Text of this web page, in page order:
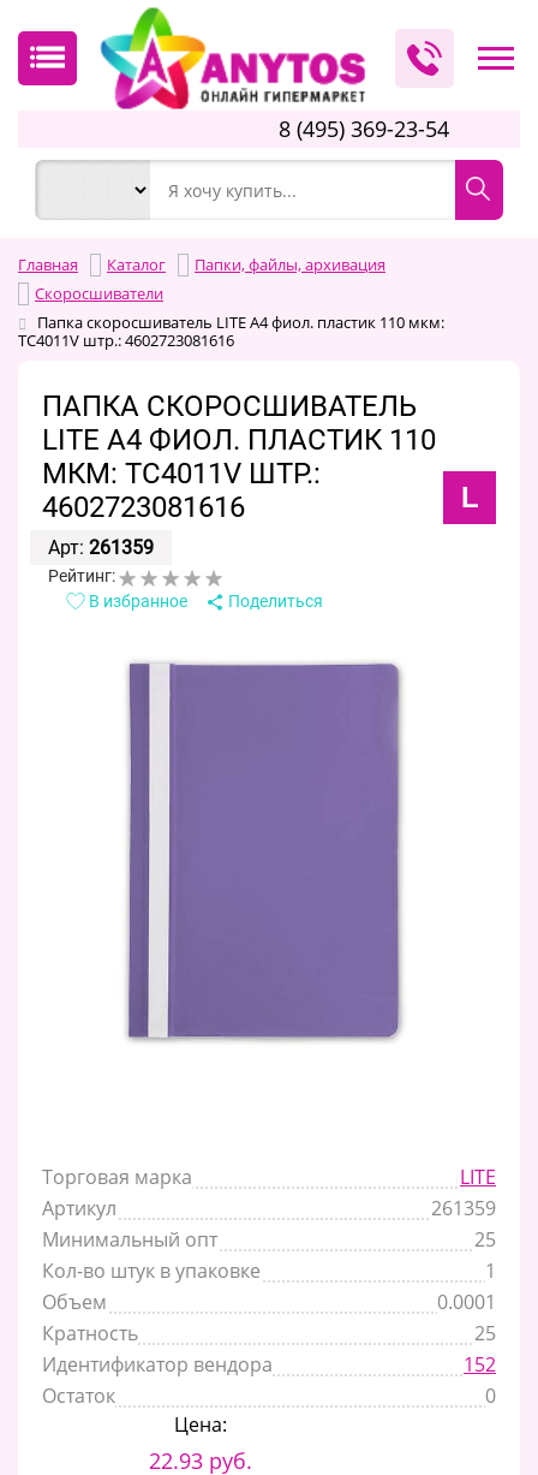
8 (495) 369-23-54
Главная Каталог
Папки, файлы, архивация
Скоросшиватели
Папка скоросшиватель LITE А4 фиол. пластик 110 мкм:
TC4011V штр.: 4602723081616
ПАПКА СКОРОСШИВАТЕЛЬ
LITE А4 ФИОЛ. ПЛАСТИК 110
МКМ: TC4011V ШТР.:
4602723081616
L
Арт: 261359
Рейтинг:
В избранное
Поделиться
Торговая марка
LITE
Артикул
261359
Минимальный опт
25
Кол-во штук в упаковке
1
Объем
0.0001
Кратность
25
Идентификатор вендора
152
Остаток
0
Цена:
22.93 руб.